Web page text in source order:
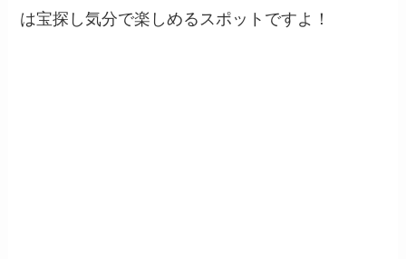
は宝探し気分で楽しめるスポットですよ！